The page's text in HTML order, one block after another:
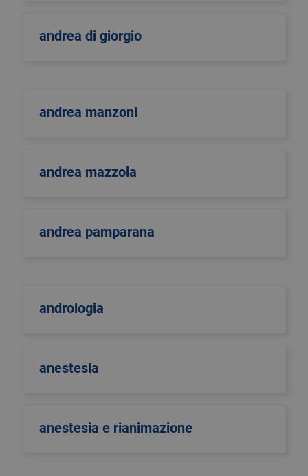
andrea di giorgio
andrea manzoni
andrea mazzola
andrea pamparana
andrologia
anestesia
anestesia e rianimazione